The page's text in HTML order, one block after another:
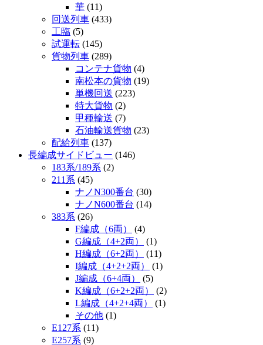
華 (11)
回送列車 (433)
工臨 (5)
試運転 (145)
貨物列車 (289)
コンテナ貨物 (4)
南松本の貨物 (19)
単機回送 (223)
特大貨物 (2)
甲種輸送 (7)
石油輸送貨物 (23)
配給列車 (137)
長編成サイドビュー (146)
183系/189系 (2)
211系 (45)
ナノN300番台 (30)
ナノN600番台 (14)
383系 (26)
F編成（6両）
(4)
G編成（4+2両）
(1)
H編成（6+2両）
(11)
I編成（4+2+2両）
(1)
J編成（6+4両）
(5)
K編成（6+2+2両）
(2)
L編成（4+2+4両）
(1)
その他 (1)
E127系 (11)
E257系 (9)